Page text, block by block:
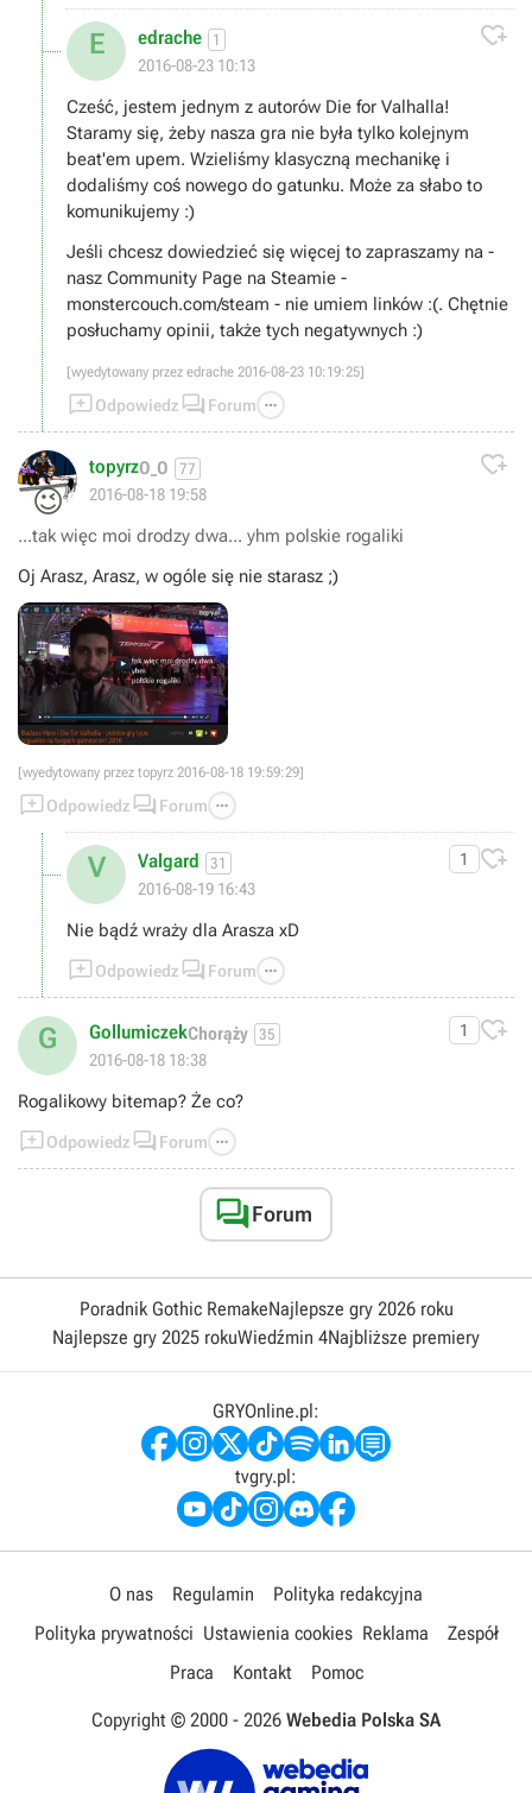
E edrache 1
2016-08-23 10:13

Cześć, jestem jednym z autorów Die for Valhalla!
Staramy się, żeby nasza gra nie była tylko kolejnym
beat'em upem. Wzieliśmy klasyczną mechanikę i
dodaliśmy coś nowego do gatunku. Może za słabo to
komunikujemy :)
Jeśli chcesz dowiedzieć się więcej to zapraszamy na -
nasz Community Page na Steamie -
monstercouch.com/steam - nie umiem linków :(. Chętnie
posłuchamy opinii, także tych negatywnych :)
[wyedytowany przez edrache 2016-08-23 10:19:25]
Odpowiedz  Forum 
😉
topyrzO_O 77
2016-08-18 19:58

...tak więc moi drodzy dwa... yhm polskie rogaliki
Oj Arasz, Arasz, w ogóle się nie starasz ;)
[wyedytowany przez topyrz 2016-08-18 19:59:29]
Odpowiedz  Forum 
V Valgard 31
2016-08-19 16:43
1 
Nie bądź wraży dla Arasza xD
Odpowiedz  Forum 
G GollumiczekChorąży 35
2016-08-18 18:38
1 
Rogalikowy bitemap? Że co?
Odpowiedz  Forum 
Forum
Poradnik Gothic RemakeNajlepsze gry 2026 roku
Najlepsze gry 2025 rokuWiedźmin 4Najbliższe premiery
GRYOnline.pl:
tvgry.pl:
O nas Regulamin
Polityka redakcyjna
Polityka prywatności Ustawienia cookies Reklama
Zespół
Praca
Kontakt Pomoc
Copyright © 2000 - 2026 Webedia Polska SA